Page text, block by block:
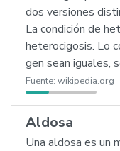
dos versiones
La condición de
heterocigosis. Lo
gen sean iguales,
Fuente: wikipedia.org
Aldosa
Una aldosa es un